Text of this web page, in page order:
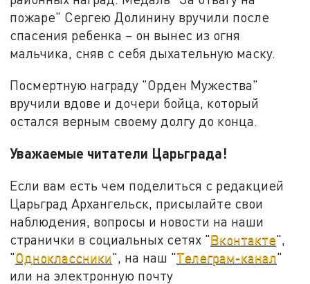
пожаре" Сергею Долинину вручили после
спасения ребенка – он вынес из огня
мальчика, сняв с себя дыхательную маску.
Посмертную награду "Орден Мужества"
вручили вдове и дочери бойца, который
остался верным своему долгу до конца.
Уважаемые читатели Царьграда!
Если вам есть чем поделиться с редакцией
Царьград Архангельск, присылайте свои
наблюдения, вопросы и новости на наши
странички в социальных сетях "Вконтакте",
"Одноклассники", на наш "Телеграм-канал"
или на электронную почту